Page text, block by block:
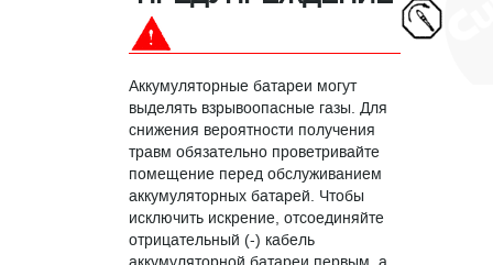
Аккумуляторные батареи могут
выделять взрывоопасные газы. Для
снижения вероятности получения
травм обязательно проветривайте
помещение перед обслуживанием
аккумуляторных батарей. Чтобы
исключить искрение, отсоединяйте
отрицательный (-) кабель